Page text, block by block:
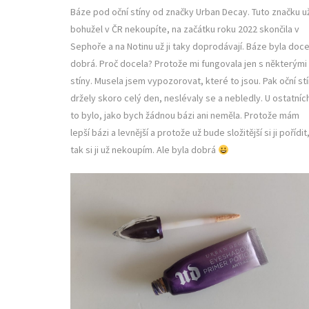
Báze pod oční stíny od značky Urban Decay. Tuto značku
bohužel v ČR nekoupíte, na začátku roku 2022 skončila v
Sephoře a na Notinu už ji taky doprodávají. Báze byla
dobrá. Proč docela? Protože mi fungovala jen s některými
stíny. Musela jsem vypozorovat, které to jsou. Pak oční
držely skoro celý den, neslévaly se a nebledly. U
to bylo, jako bych žádnou bázi ani neměla. Protože mám
lepší bázi a levnější a protože už bude složitější si ji pořídit,
tak si ji už nekoupím. Ale byla dobrá